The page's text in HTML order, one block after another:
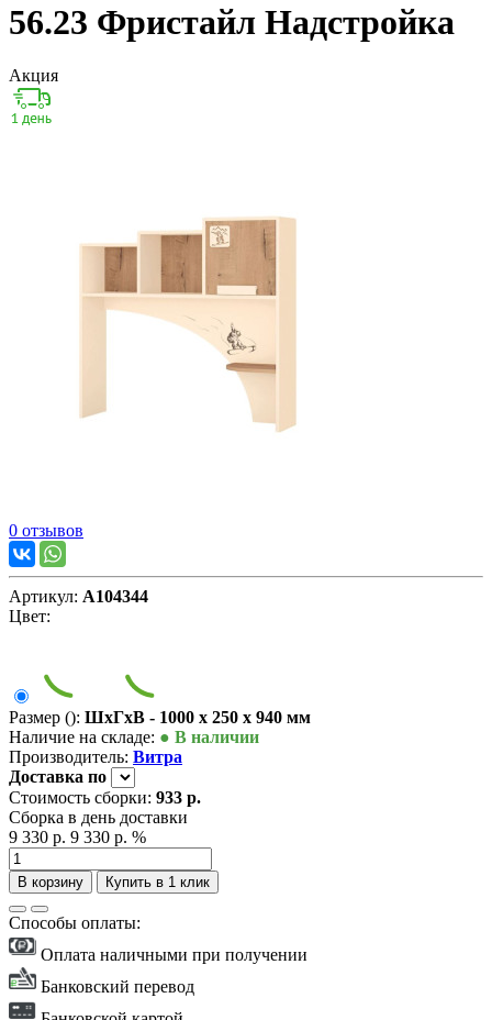
56.23 Фристайл Надстройка
Акция
0 отзывов
Артикул: А104344
Цвет:
Размер (): ШxГxВ - 1000 x 250 x 940 мм
Наличие на складе: ● В наличии
Производитель: Витра
Доставка по
Стоимость сборки: 933 р.
Сборка в день доставки
9 330 р. 9 330 р. %
В корзину Купить в 1 клик
Способы оплаты:
Оплата наличными при получении
Банковский перевод